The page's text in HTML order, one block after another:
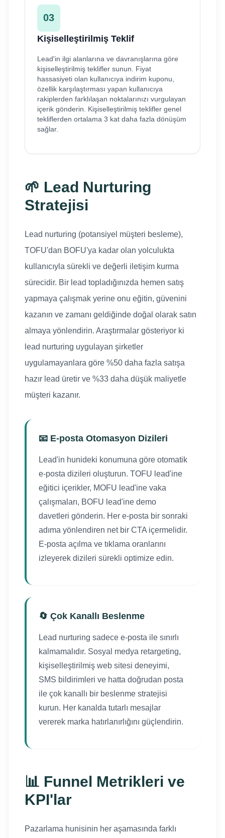
03
Kişiselleştirilmiş Teklif
Lead'in ilgi alanlarına ve davranışlarına göre
kişiselleştirilmiş teklifler sunun. Fiyat
hassasiyeti olan kullanıcıya indirim kuponu,
özellik karşılaştırması yapan kullanıcıya
rakiplerden farklılaşan noktalarınızı vurgulayan
içerik gönderin. Kişiselleştirilmiş teklifler genel
tekliflerden ortalama 3 kat daha fazla dönüşüm
sağlar.
🌱 Lead Nurturing
Stratejisi
Lead nurturing (potansiyel müşteri besleme),
TOFU'dan BOFU'ya kadar olan yolculukta
kullanıcıyla sürekli ve değerli iletişim kurma
sürecidir. Bir lead topladığınızda hemen satış
yapmaya çalışmak yerine onu eğitin, güvenini
kazanın ve zamanı geldiğinde doğal olarak satın
almaya yönlendirin. Araştırmalar gösteriyor ki
lead nurturing uygulayan şirketler
uygulamayanlara göre %50 daha fazla satışa
hazır lead üretir ve %33 daha düşük maliyetle
müşteri kazanır.
📧 E-posta Otomasyon Dizileri
Lead'in hunideki konumuna göre otomatik
e-posta dizileri oluşturun. TOFU lead'ine
eğitici içerikler, MOFU lead'ine vaka
çalışmaları, BOFU lead'ine demo
davetleri gönderin. Her e-posta bir sonraki
adıma yönlendiren net bir CTA içermelidir.
E-posta açılma ve tıklama oranlarını
izleyerek dizileri sürekli optimize edin.
🔄 Çok Kanallı Beslenme
Lead nurturing sadece e-posta ile sınırlı
kalmamalıdır. Sosyal medya retargeting,
kişiselleştirilmiş web sitesi deneyimi,
SMS bildirimleri ve hatta doğrudan posta
ile çok kanallı bir beslenme stratejisi
kurun. Her kanalda tutarlı mesajlar
vererek marka hatırlanırlığını güçlendirin.
📊 Funnel Metrikleri ve
KPI'lar
Pazarlama hunisinin her aşamasında farklı